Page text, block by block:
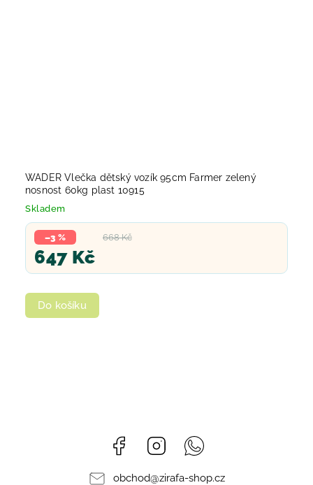
WADER Vlečka dětský vozík 95cm Farmer zelený
nosnost 60kg plast 10915
Skladem
668 Kč
–3 %
647 Kč
Do košíku
Facebook Instagram
obchod@zirafa-shop.cz